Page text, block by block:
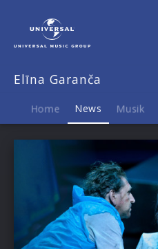
News
Elīna Garanča
Home News Musik